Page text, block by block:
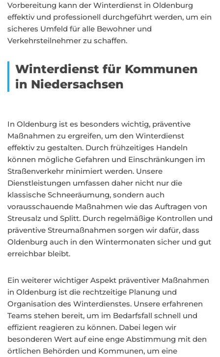
Vorbereitung kann der Winterdienst in Oldenburg
effektiv und professionell durchgeführt werden, um ein
sicheres Umfeld für alle Bewohner und
Verkehrsteilnehmer zu schaffen.
Winterdienst für Kommunen
in Niedersachsen
In Oldenburg ist es besonders wichtig, präventive
Maßnahmen zu ergreifen, um den Winterdienst
effektiv zu gestalten. Durch frühzeitiges Handeln
können mögliche Gefahren und Einschränkungen im
Straßenverkehr minimiert werden. Unsere
Dienstleistungen umfassen daher nicht nur die
klassische Schneeräumung, sondern auch
vorausschauende Maßnahmen wie das Auftragen von
Streusalz und Splitt. Durch regelmäßige Kontrollen und
präventive Streumaßnahmen sorgen wir dafür, dass
Oldenburg auch in den Wintermonaten sicher und gut
erreichbar bleibt.
Ein weiterer wichtiger Aspekt präventiver Maßnahmen
in Oldenburg ist die rechtzeitige Planung und
Organisation des Winterdienstes. Unsere erfahrenen
Teams stehen bereit, um im Bedarfsfall schnell und
effizient reagieren zu können. Dabei legen wir
besonderen Wert auf eine enge Abstimmung mit den
örtlichen Behörden und Kommunen, um eine